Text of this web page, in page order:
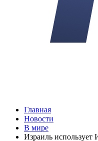
Главная
Новости
В мире
Израиль использует